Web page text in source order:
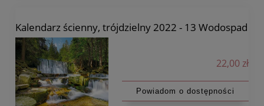
Kalendarz ścienny, trójdzielny 2022 - 13 Wodospad
22,00 zł
Powiadom o dostępności